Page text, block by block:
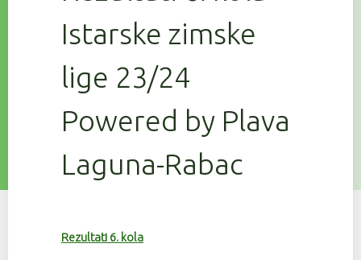
Istarske zimske
lige 23/24
Powered by Plava
Laguna-Rabac
Rezultati 6. kola